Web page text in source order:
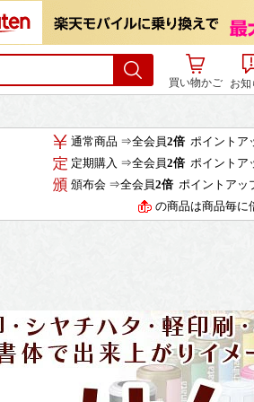
買い物かご お知
通常商品 ⇒全会員2倍ポイントア
定期購入 ⇒全会員2倍ポイントア
頒布会 ⇒全会員2倍ポイントアッ
の商品は商品毎に